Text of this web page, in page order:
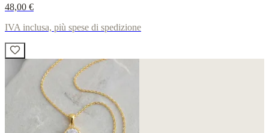
48,00 €
IVA inclusa, più spese di spedizione